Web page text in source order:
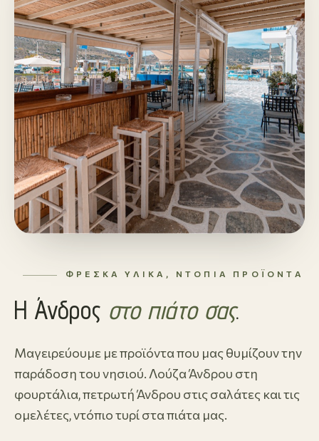
ΦΡΈΣΚΑ ΥΛΙΚΆ, ΝΤΌΠΙΑ ΠΡΟΪΌΝΤΑ
Η Άνδρος στο πιάτο σας.
Μαγειρεύουμε με προϊόντα που μας θυμίζουν την
παράδοση του νησιού. Λούζα Άνδρου στη
φουρτάλια, πετρωτή Άνδρου στις σαλάτες και τις
ομελέτες, ντόπιο τυρί στα πιάτα μας.